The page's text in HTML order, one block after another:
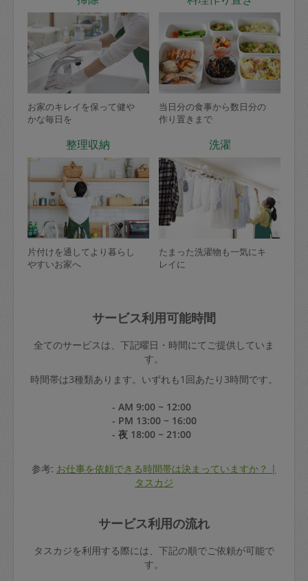
お家のキレイを保って健や
かな毎日を
当日分の食事から数日分の
作り置きまで
整理収納
片付けを通してより暮らし
やすいお家へ
洗濯
たまった洗濯物も一気にキ
レイに
サービス利用可能時間
全てのサービスは、下記曜日・時間にてご提供していま
す。
時間帯は3種類あります。いずれも1回あたり3時間です。
- AM 9:00 ~ 12:00
- PM 13:00 ~ 16:00
- 夜 18:00 ~ 21:00
参考: お仕事を依頼できる時間帯は決まっていますか？ |
タスカジ
サービス利用の流れ
タスカジを利用する際には、下記の順でご依頼が可能で
す。